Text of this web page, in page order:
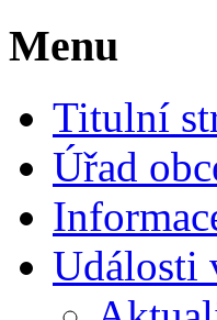
Menu
Titulní
Úřad
Události